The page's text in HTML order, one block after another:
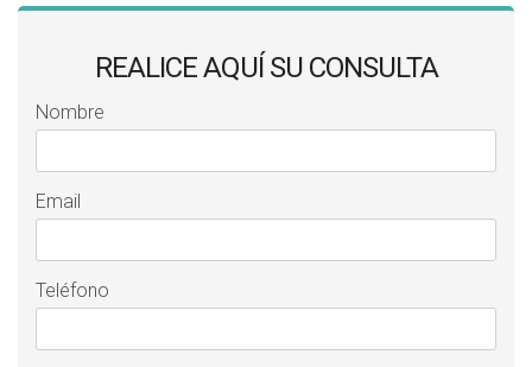
REALICE AQUÍ SU CONSULTA
Nombre
Email
Teléfono